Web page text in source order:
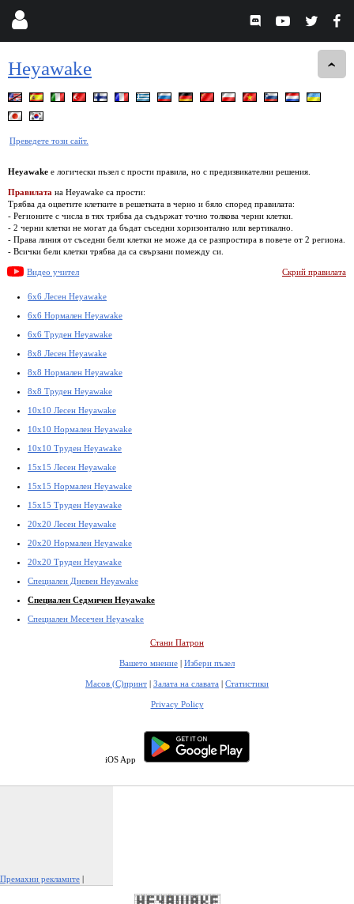
Heyawake
Преведете този сайт.
Heyawake е логически пъзел с прости правила, но с предизвикателни решения.
Правилата на Heyawake са прости:
Трябва да оцветите клетките в решетката в черно и бяло според правилата:
- Регионите с числа в тях трябва да съдържат точно толкова черни клетки.
- 2 черни клетки не могат да бъдат съседни хоризонтално или вертикално.
- Права линия от съседни бели клетки не може да се разпростира в повече от 2 региона.
- Всички бели клетки трябва да са свързани помежду си.
Видео учител Скрий правилата
6x6 Лесен Heyawake
6x6 Нормален Heyawake
6x6 Труден Heyawake
8x8 Лесен Heyawake
8x8 Нормален Heyawake
8x8 Труден Heyawake
10x10 Лесен Heyawake
10x10 Нормален Heyawake
10x10 Труден Heyawake
15x15 Лесен Heyawake
15x15 Нормален Heyawake
15x15 Труден Heyawake
20x20 Лесен Heyawake
20x20 Нормален Heyawake
20x20 Труден Heyawake
Специален Дневен Heyawake
Специален Седмичен Heyawake
Специален Месечен Heyawake
Стани Патрон
Вашето мнение | Избери пъзел
Масов (С)принт | Залата на славата | Статистики
Privacy Policy
iOS App
Премахни рекламите |